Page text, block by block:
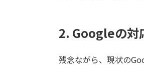
2. Googleの対
残念ながら、現状の